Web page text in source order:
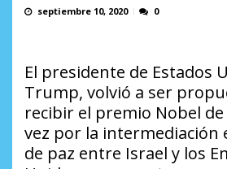
septiembre 10, 2020 0
El presidente de Estados
Trump, volvió a ser
recibir el premio Nobel de
vez por la intermediación
de paz entre Israel y los